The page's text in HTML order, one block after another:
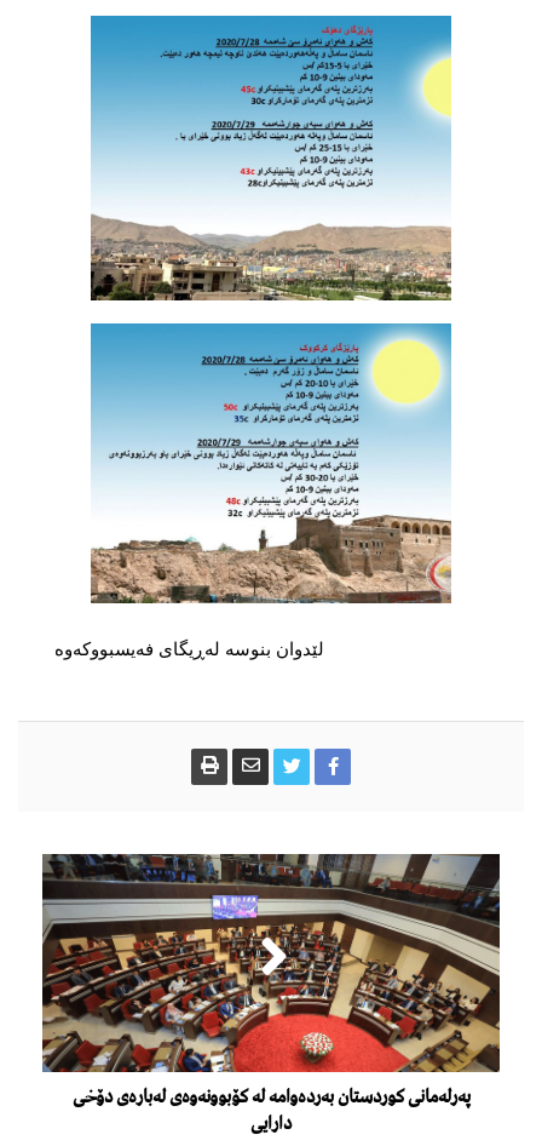
لێدوان بنوسە لەڕیگای فەیسبووکەوە
پەرلەمانی كوردستان به‌رده‌وامه‌ له‌ كۆبوونەوەی لەبارەی دۆخی
دارایی